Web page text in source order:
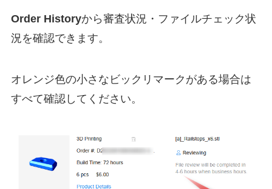
Order Historyから審査状況・ファイルチェック状
況を確認できます。
オレンジ色の小さなビックリマークがある場合は
すべて確認してください。